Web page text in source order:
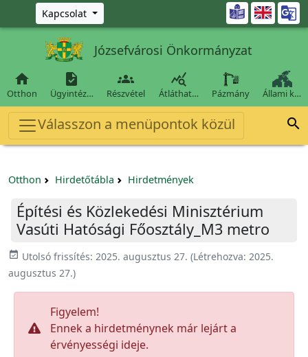
Ugrás a fő tartalomra
Kapcsolat 
Józsefvárosi Önkormányzat

Otthon

Ügyintéz…

Részvétel

Átláthat… Pázmány Állami k…
Válasszon a menüpontok közül 
Otthon Hirdetőtábla Hirdetmények
Építési és Közlekedési Minisztérium
Vasúti Hatósági Főosztály_M3 metro
event_available Utolsó frissítés: 2025. augusztus 27. (Létrehozva: 2025.
augusztus 27.)
Figyelem!
Ennek a hirdetménynek már lejárt a
érvényességi ideje.